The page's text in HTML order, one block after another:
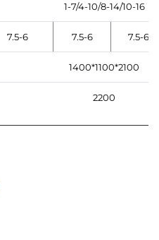
1-7/4-10/8-14/10-16
7.5-6 7.5-6 7.5-6
1400*1100*2100
2200